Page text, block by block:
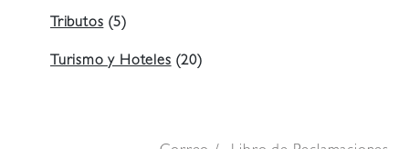
Tributos (5)
Turismo y Hoteles (20)